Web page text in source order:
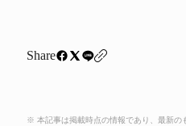
Share
※ 本記事は掲載時点の情報であり、最新の